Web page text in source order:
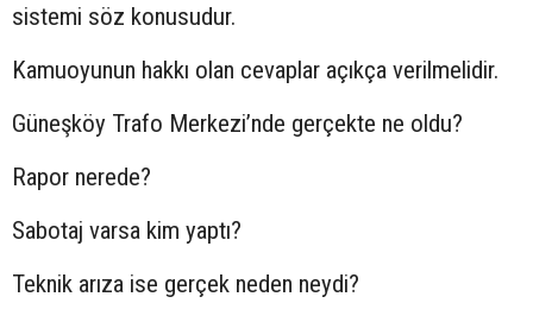
sistemi söz konusudur.
Kamuoyunun hakkı olan cevaplar açıkça verilmelidir.
Güneşköy Trafo Merkezi’nde gerçekte ne oldu?
Rapor nerede?
Sabotaj varsa kim yaptı?
Teknik arıza ise gerçek neden neydi?